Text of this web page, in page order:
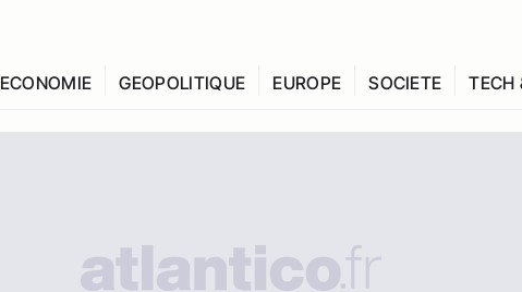
ECONOMIE GEOPOLITIQUE EUROPE SOCIETE TECH